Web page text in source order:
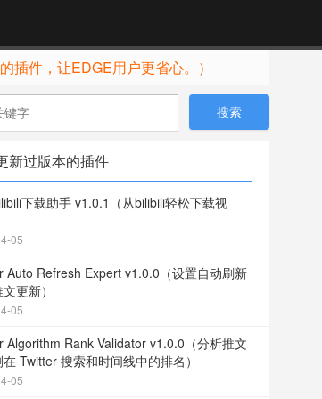
插件，让EDGE用户更省心。）
新过版本的插件
下载助手 v1.0.1（从bilibili轻松下载视
05
Auto Refresh Expert v1.0.0（设置自动刷新
更新）
05
Algorithm Rank Validator v1.0.0（分析推文
Twitter 搜索和时间线中的排名）
05